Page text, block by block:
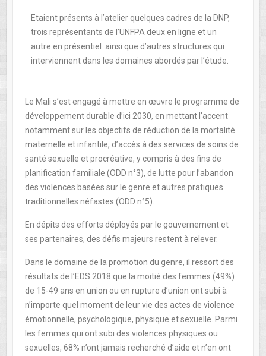
Etaient présents à l’atelier quelques cadres de la DNP,
trois représentants de l’UNFPA deux en ligne et un
autre en présentiel ainsi que d’autres structures qui
interviennent dans les domaines abordés par l’étude.
Le Mali s’est engagé à mettre en œuvre le programme de
développement durable d’ici 2030, en mettant l’accent
notamment sur les objectifs de réduction de la mortalité
maternelle et infantile, d’accès à des services de soins de
santé sexuelle et procréative, y compris à des fins de
planification familiale (ODD n°3), de lutte pour l’abandon
des violences basées sur le genre et autres pratiques
traditionnelles néfastes (ODD n°5).
En dépits des efforts déployés par le gouvernement et
ses partenaires, des défis majeurs restent à relever.
Dans le domaine de la promotion du genre, il ressort des
résultats de l’EDS 2018 que la moitié des femmes (49%)
de 15-49 ans en union ou en rupture d’union ont subi à
n’importe quel moment de leur vie des actes de violence
émotionnelle, psychologique, physique et sexuelle. Parmi
les femmes qui ont subi des violences physiques ou
sexuelles, 68% n’ont jamais recherché d’aide et n’en ont